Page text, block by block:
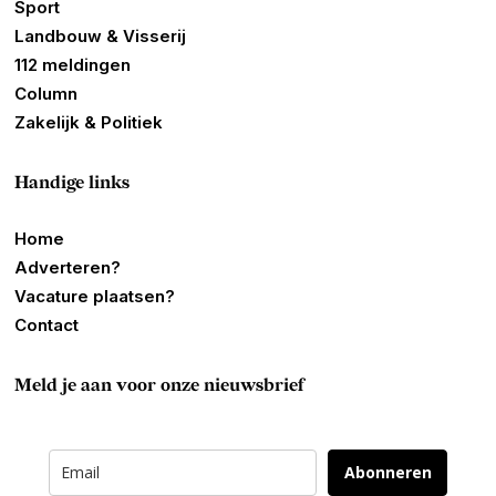
Sport
Landbouw & Visserij
112 meldingen
Column
Zakelijk & Politiek
Handige links
Home
Adverteren?
Vacature plaatsen?
Contact
Meld je aan voor onze nieuwsbrief
Abonneren